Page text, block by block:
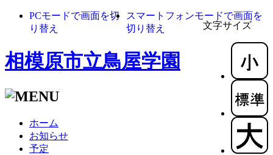
文字サイズ
PCモードで画面を切
り替え
スマートフォンモードで画面を
切り替え
相模原市立鳥屋学園
ホーム
お知らせ
予定